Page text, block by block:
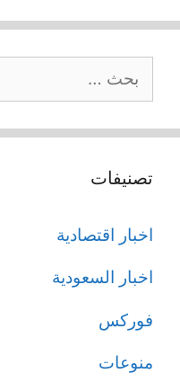
البحث
عن:
تصنيفات
اخبار اقتصادية
اخبار السعودية
فوركس
منوعات